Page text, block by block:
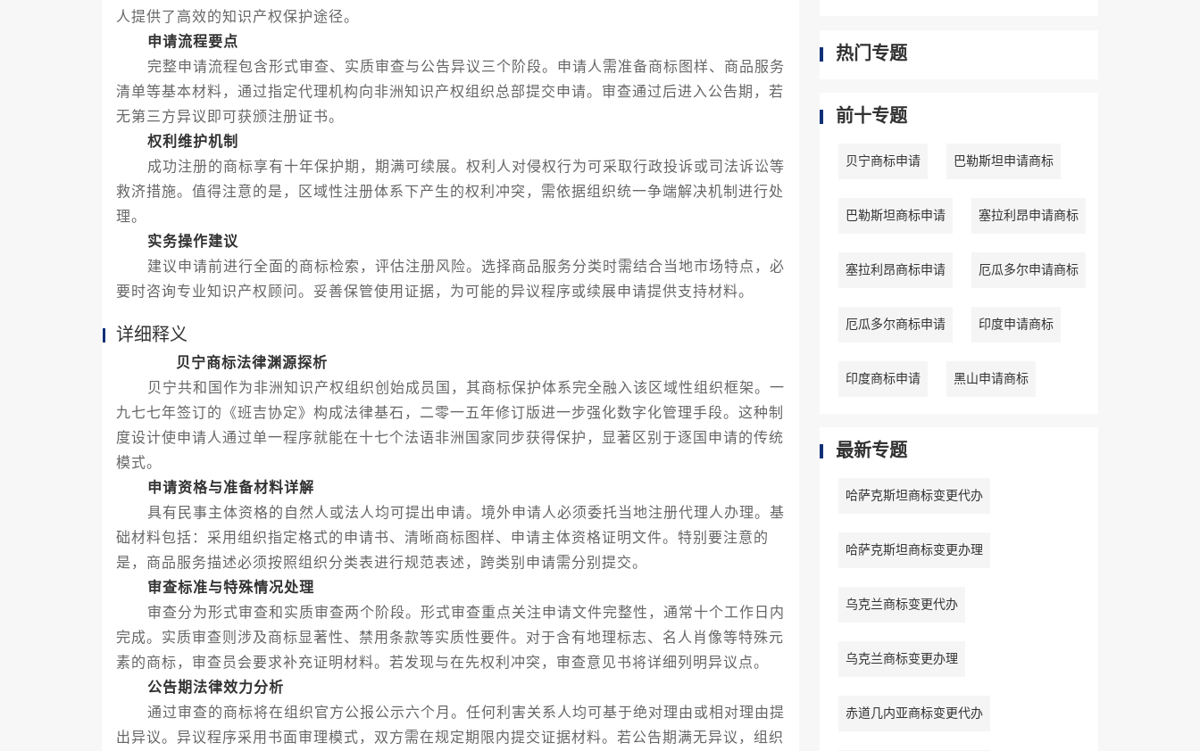
人提供了高效的知识产权保护途径。
申请流程要点
完整申请流程包含形式审查、实质审查与公告异议三个阶段。申请人需准备商标图样、商品服务
清单等基本材料，通过指定代理机构向非洲知识产权组织总部提交申请。审查通过后进入公告期，若
无第三方异议即可获颁注册证书。
权利维护机制
成功注册的商标享有十年保护期，期满可续展。权利人对侵权行为可采取行政投诉或司法诉讼等
救济措施。值得注意的是，区域性注册体系下产生的权利冲突，需依据组织统一争端解决机制进行处
理。
实务操作建议
建议申请前进行全面的商标检索，评估注册风险。选择商品服务分类时需结合当地市场特点，必
要时咨询专业知识产权顾问。妥善保管使用证据，为可能的异议程序或续展申请提供支持材料。
详细释义
贝宁商标法律渊源探析
贝宁共和国作为非洲知识产权组织创始成员国，其商标保护体系完全融入该区域性组织框架。一
九七七年签订的《班吉协定》构成法律基石，二零一五年修订版进一步强化数字化管理手段。这种制
度设计使申请人通过单一程序就能在十七个法语非洲国家同步获得保护，显著区别于逐国申请的传统
模式。
申请资格与准备材料详解
具有民事主体资格的自然人或法人均可提出申请。境外申请人必须委托当地注册代理人办理。基
础材料包括：采用组织指定格式的申请书、清晰商标图样、申请主体资格证明文件。特别要注意的
是，商品服务描述必须按照组织分类表进行规范表述，跨类别申请需分别提交。
审查标准与特殊情况处理
审查分为形式审查和实质审查两个阶段。形式审查重点关注申请文件完整性，通常十个工作日内
完成。实质审查则涉及商标显著性、禁用条款等实质性要件。对于含有地理标志、名人肖像等特殊元
素的商标，审查员会要求补充证明材料。若发现与在先权利冲突，审查意见书将详细列明异议点。
公告期法律效力分析
通过审查的商标将在组织官方公报公示六个月。任何利害关系人均可基于绝对理由或相对理由提
出异议。异议程序采用书面审理模式，双方需在规定期限内提交证据材料。若公告期满无异议，组织
热门专题
前十专题
贝宁商标申请 巴勒斯坦申请商标
巴勒斯坦商标申请 塞拉利昂申请商标
塞拉利昂商标申请 厄瓜多尔申请商标
厄瓜多尔商标申请 印度申请商标
印度商标申请 黑山申请商标
最新专题
哈萨克斯坦商标变更代办
哈萨克斯坦商标变更办理
乌克兰商标变更代办
乌克兰商标变更办理
赤道几内亚商标变更代办